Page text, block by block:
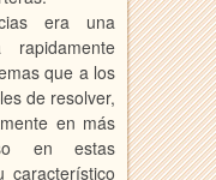
era una
que a los
de resolver,
en más
en estas
característico